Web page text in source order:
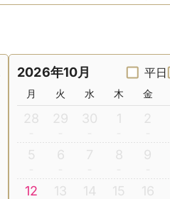
2026年10月 平日
月 火 水 木 金
28 29 30 1 2
5 6 7 8 9
12 13 14 15 16